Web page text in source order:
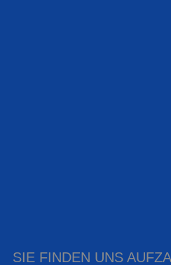
SIE FINDEN UNS AUF